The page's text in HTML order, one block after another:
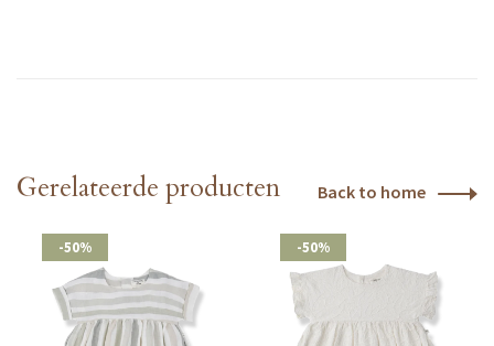
Gerelateerde producten Back to home
-50% -50%